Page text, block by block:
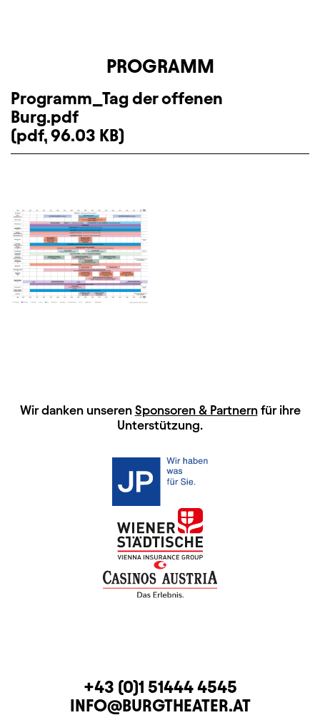
PROGRAMM
Programm_Tag der offenen
Burg.pdf
(pdf, 96.03 KB)
HAUPTSPONSOREN
Wir danken unseren Sponsoren & Partnernfür ihre
Unterstützung.
KONTAKTTELEFON
+43 (0)1 51444 4545
E-MAIL
INFO@BURGTHEATER.AT